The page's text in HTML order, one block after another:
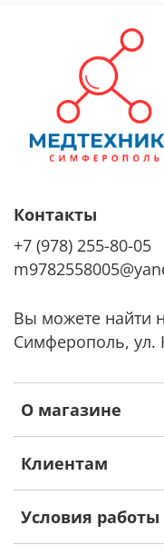
О магазине
Клиентам
Условия работы
Контакты
+7 (978) 255-80-05
Вы можете найти
Симферополь, ул.